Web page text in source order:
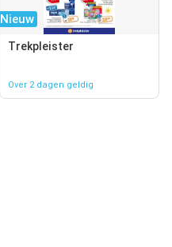
Nieuw
Trekpleister
Over 2 dagen geldig